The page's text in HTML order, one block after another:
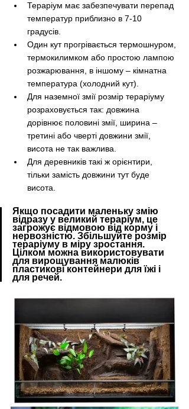
Тераріум має забезпечувати перепад
температур приблизно в 7-10
градусів.
Один кут прогрівається термошнуром,
термокилимком або простою лампою
розжарювання, в іншому – кімнатна
температура (холодний кут).
Для наземної змії розмір тераріуму
розраховується так: довжина
дорівнює половині змії, ширина –
третині або чверті довжини змії,
висота не так важлива.
Для деревників такі ж орієнтири,
тільки замість довжини тут буде
висота.
Якщо посадити маленьку змію
відразу у великий тераріум, це
загрожує відмовою від корму і
нервозністю. Збільшуйте розмір
тераріуму в міру зростання.
Цілком можна використовувати
для вирощування малюків
пластикові контейнери для їжі і
для речей.